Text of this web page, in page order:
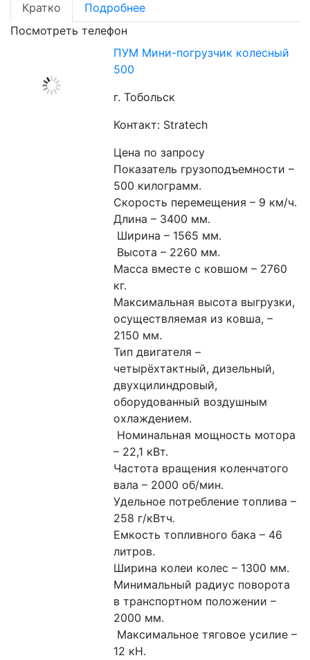
Кратко
Подробнее
Посмотреть телефон
ПУМ Мини-погрузчик колесный
500
г. Тобольск
Контакт: Stratech
Цена по запросу
Показатель грузоподъемности –
500 килограмм.
Длина – 3400 мм.
Ширина – 1565 мм.
Высота – 2260 мм.
Масса вместе с ковшом – 2760
кг.
Максимальная высота выгрузки,
осуществляемая из ковша, –
2150 мм.
Тип двигателя –
четырёхтактный, дизельный,
двухцилиндровый,
оборудованный воздушным
охлаждением.
– 22,1 кВт.
Частота вращения коленчатого
вала – 2000 об/мин.
Удельное потребление топлива –
258 г/кВтч.
Емкость топливного бака – 46
литров.
Ширина колеи колес – 1300 мм.
Минимальный радиус поворота
в транспортном положении –
2000 мм.
12 кН.